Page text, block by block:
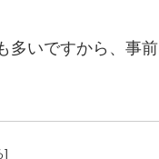
いですから、事前